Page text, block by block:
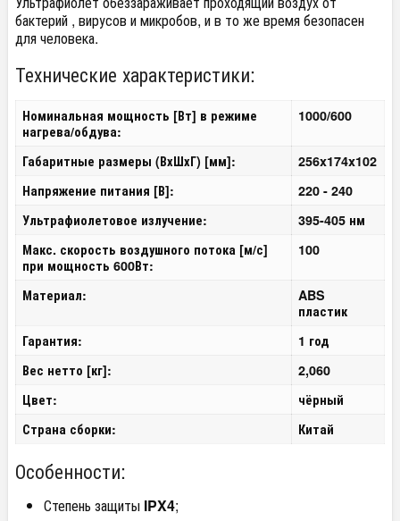
бактерий , вирусов и микробов, и в то же время безопасен
для человека.
Технические характеристики:
Номинальная мощность [Вт] в режиме
нагрева/обдува:
1000/600
Габаритные размеры (ВхШхГ) [мм]:
256x174x102
Напряжение питания [В]:
220 - 240
Ультрафиолетовое излучение:
395-405 нм
Макс. скорость воздушного потока [м/с]
при мощность 600Вт:
100
Материал:
ABS
пластик
Гарантия:
1 год
Вес нетто [кг]:
2,060
Цвет:
чёрный
Страна сборки:
Китай
Особенности:
Степень защиты IPX4;